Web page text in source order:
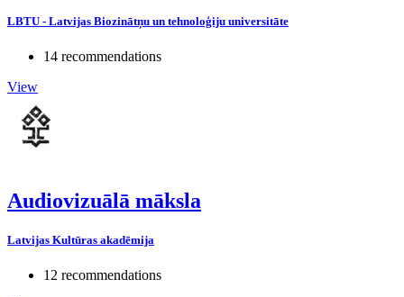
LBTU - Latvijas Biozinātņu un tehnoloģiju universitāte
14 recommendations
View
Audiovizuālā māksla
Latvijas Kultūras akadēmija
12 recommendations